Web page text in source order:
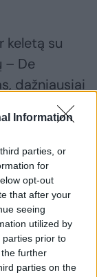
Information
parties, or
for
opt-out
that after your
seeing
utilized by
parties prior to
further
parties on the
keletą su
– De
dažniausiai
uždegimas,
infekcijos
kad
metų